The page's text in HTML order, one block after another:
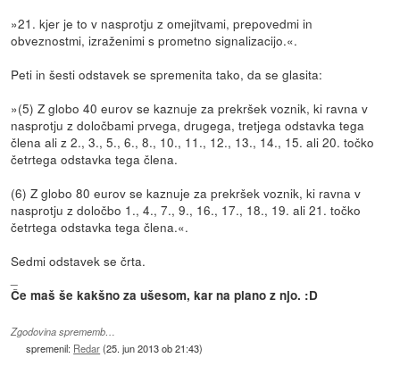
»21. kjer je to v nasprotju z omejitvami, prepovedmi in
obveznostmi, izraženimi s prometno signalizacijo.«.
Peti in šesti odstavek se spremenita tako, da se glasita:
»(5) Z globo 40 eurov se kaznuje za prekršek voznik, ki ravna v
nasprotju z določbami prvega, drugega, tretjega odstavka tega
člena ali z 2., 3., 5., 6., 8., 10., 11., 12., 13., 14., 15. ali 20. točko
četrtega odstavka tega člena.
(6) Z globo 80 eurov se kaznuje za prekršek voznik, ki ravna v
nasprotju z določbo 1., 4., 7., 9., 16., 17., 18., 19. ali 21. točko
četrtega odstavka tega člena.«.
Sedmi odstavek se črta.
Če maš še kakšno za ušesom, kar na plano z njo. :D
Zgodovina sprememb…
spremenil: Redar(25. jun 2013 ob 21:43)